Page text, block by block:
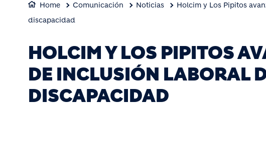
Home Comunicación Noticias
Holcim y Los Pipitos
discapacidad
HOLCIM Y LOS PIPITOS
DE INCLUSIÓN LABORAL
DISCAPACIDAD